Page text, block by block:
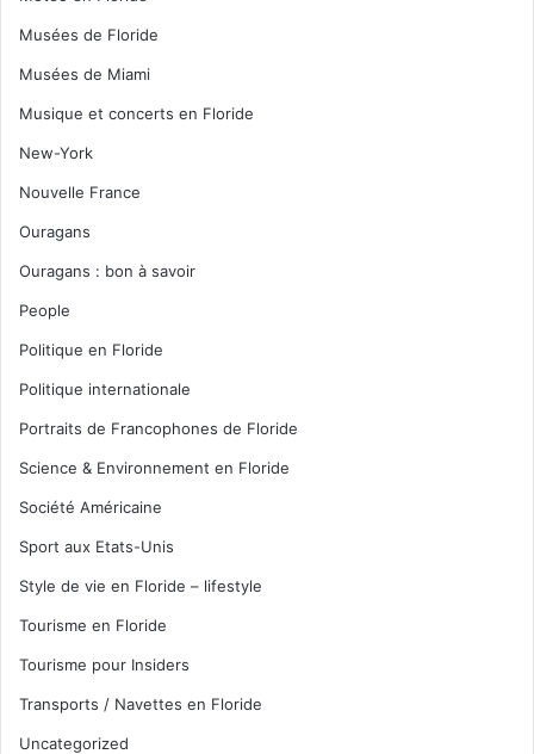
Musées de Floride
Musées de Miami
Musique et concerts en Floride
New-York
Nouvelle France
Ouragans
Ouragans : bon à savoir
People
Politique en Floride
Politique internationale
Portraits de Francophones de Floride
Science & Environnement en Floride
Société Américaine
Sport aux Etats-Unis
Style de vie en Floride – lifestyle
Tourisme en Floride
Tourisme pour Insiders
Transports / Navettes en Floride
Uncategorized